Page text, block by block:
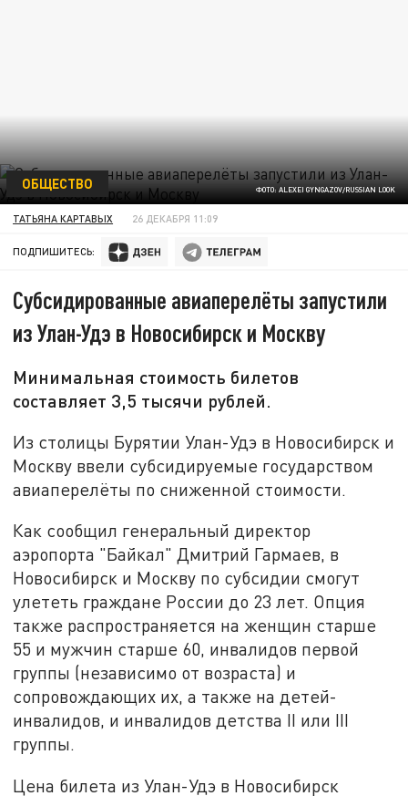
ФОТО: ALEXEI GYNGAZOV/RUSSIAN LOOK
ОБЩЕСТВО
ТАТЬЯНА КАРТАВЫХ 26 ДЕКАБРЯ 11:09
ПОДПИШИТЕСЬ:
Субсидированные авиаперелёты запустили
из Улан-Удэ в Новосибирск и Москву
Минимальная стоимость билетов
составляет 3,5 тысячи рублей.
Из столицы Бурятии Улан-Удэ в Новосибирск и
Москву ввели субсидируемые государством
авиаперелёты по сниженной стоимости.
Как сообщил генеральный директор
аэропорта "Байкал" Дмитрий Гармаев, в
Новосибирск и Москву по субсидии смогут
улететь граждане России до 23 лет. Опция
также распространяется на женщин старше
55 и мужчин старше 60, инвалидов первой
группы (независимо от возраста) и
сопровождающих их, а также на детей-
инвалидов, и инвалидов детства II или III
группы.
Цена билета из Улан-Удэ в Новосибирск